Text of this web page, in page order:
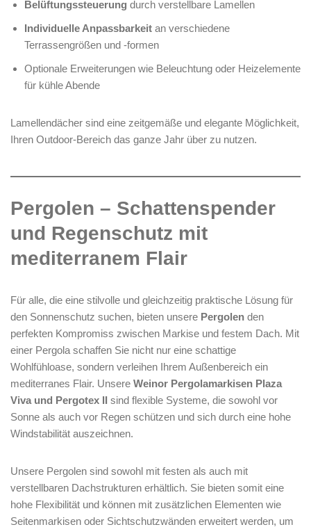
Belüftungssteuerung durch verstellbare Lamellen
Individuelle Anpassbarkeit an verschiedene
Terrassengrößen und -formen
Optionale Erweiterungen wie Beleuchtung oder Heizelemente
für kühle Abende
Lamellendächer sind eine zeitgemäße und elegante Möglichkeit,
Ihren Outdoor-Bereich das ganze Jahr über zu nutzen.
Pergolen – Schattenspender
und Regenschutz mit
mediterranem Flair
Für alle, die eine stilvolle und gleichzeitig praktische Lösung für
den Sonnenschutz suchen, bieten unsere Pergolen den
perfekten Kompromiss zwischen Markise und festem Dach. Mit
einer Pergola schaffen Sie nicht nur eine schattige
Wohlfühloase, sondern verleihen Ihrem Außenbereich ein
mediterranes Flair. Unsere Weinor Pergolamarkisen Plaza
Viva und Pergotex II sind flexible Systeme, die sowohl vor
Sonne als auch vor Regen schützen und sich durch eine hohe
Windstabilität auszeichnen.
Unsere Pergolen sind sowohl mit festen als auch mit
verstellbaren Dachstrukturen erhältlich. Sie bieten somit eine
hohe Flexibilität und können mit zusätzlichen Elementen wie
Seitenmarkisen oder Sichtschutzwänden erweitert werden, um